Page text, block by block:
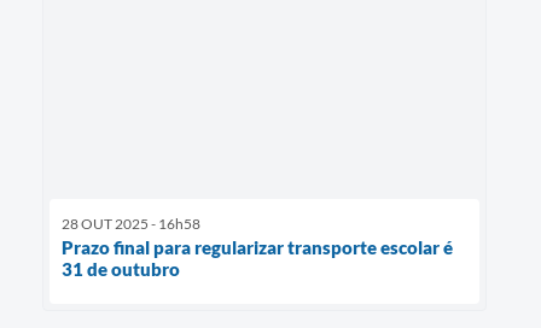
28 OUT 2025 - 16h58
Prazo final para regularizar transporte escolar é
31 de outubro